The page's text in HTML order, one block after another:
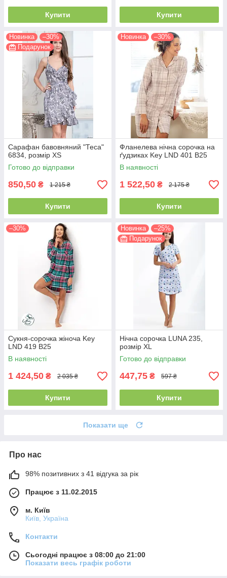
Купити Купити
Новинка
–30%
Подарунок
Сарафан бавовняний "Теса"
6834, розмір XS
Готово до відправки
850,50 ₴ 1 215 ₴
Купити
Новинка –30%
Фланелева нічна сорочка на
ґудзиках Key LND 401 B25
В наявності
1 522,50 ₴ 2 175 ₴
Купити
–30%
Сукня-сорочка жіноча Key
LND 419 B25
В наявності
1 424,50 ₴ 2 035 ₴
Купити
Новинка
–25%
Подарунок
Нічна сорочка LUNA 235,
розмір XL
Готово до відправки
447,75 ₴ 597 ₴
Купити
Показати ще
Про нас
98% позитивних з 41 відгука за рік
Працює з 11.02.2015
м. Київ
Київ, Україна
Контакти
Сьогодні працює з 08:00 до 21:00
Показати весь графік роботи